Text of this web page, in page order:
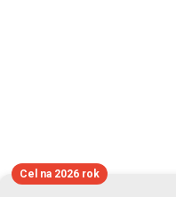
Cel na 2026 rok